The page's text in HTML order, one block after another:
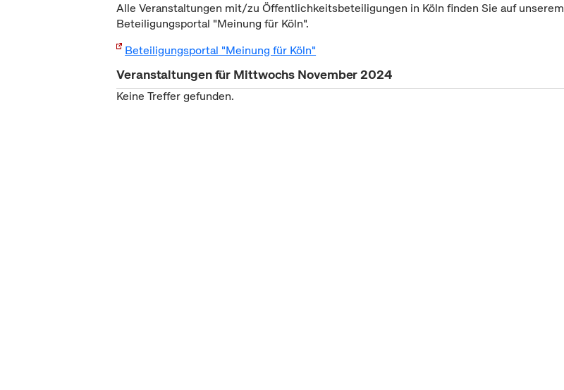
Alle Veranstaltungen mit/zu Öffentlichkeitsbeteiligungen in Köln finden Sie auf unserem
Beteiligungsportal "Meinung für Köln".
Beteiligungsportal "Meinung für Köln"
Veranstaltungen für Mittwochs November 2024
Keine Treffer gefunden.